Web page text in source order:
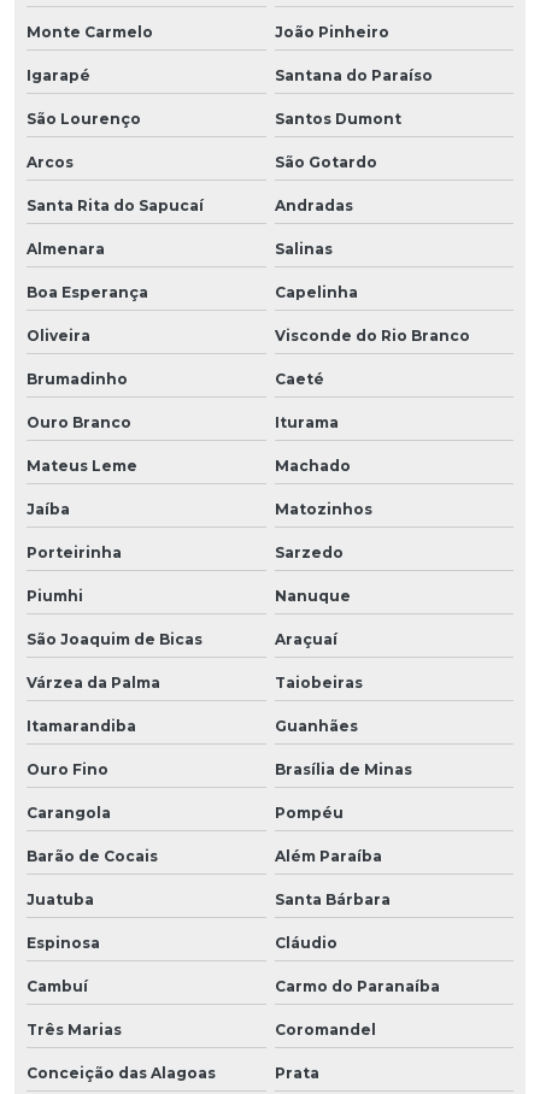
Monte Carmelo João Pinheiro
Igarapé Santana do Paraíso
São Lourenço Santos Dumont
Arcos São Gotardo
Santa Rita do Sapucaí Andradas
Almenara Salinas
Boa Esperança Capelinha
Oliveira Visconde do Rio Branco
Brumadinho Caeté
Ouro Branco Iturama
Mateus Leme Machado
Jaíba Matozinhos
Porteirinha Sarzedo
Piumhi Nanuque
São Joaquim de Bicas Araçuaí
Várzea da Palma Taiobeiras
Itamarandiba Guanhães
Ouro Fino Brasília de Minas
Carangola Pompéu
Barão de Cocais Além Paraíba
Juatuba Santa Bárbara
Espinosa Cláudio
Cambuí Carmo do Paranaíba
Três Marias Coromandel
Conceição das Alagoas Prata